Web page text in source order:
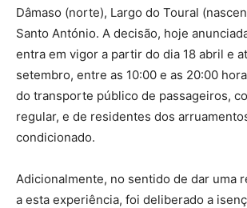
Dâmaso (norte), Largo do Toural
Santo António. A decisão, hoje
entra em vigor a partir do dia 18 abril e
setembro, entre as 10:00 e as 20:00
do transporte público de passageiros,
regular, e de residentes dos
condicionado.
Adicionalmente, no sentido de dar uma
a esta experiência, foi deliberado a